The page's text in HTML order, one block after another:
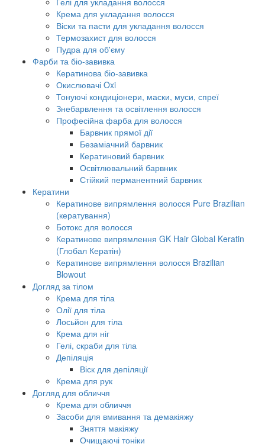
Крема для укладання волосся
Віски та пасти для укладання волосся
Термозахист для волосся
Пудра для об'єму
Фарби та біо-завивка
Кератинова біо-завивка
Окислювачі Oxi
Тонуючі кондиціонери, маски, муси, спреї
Знебарвлення та освітлення волосся
Професійна фарба для волосся
Барвник прямої дії
Безаміачний барвник
Кератиновий барвник
Освітлювальний барвник
Стійкий перманентний барвник
Кератини
Кератинове випрямлення волосся Pure Brazilian
(кератування)
Ботокс для волосся
Кератинове випрямлення GK Hair Global Keratin
(Глобал Кератін)
Кератинове випрямлення волосся Brazilian
Blowout
Догляд за тілом
Крема для тіла
Олії для тіла
Лосьйон для тіла
Крема для ніг
Гелі, скраби для тіла
Депіляція
Віск для депіляції
Крема для рук
Догляд для обличчя
Крема для обличчя
Засоби для вмивання та демакіяжу
Зняття макіяжу
Очищаючі тоніки